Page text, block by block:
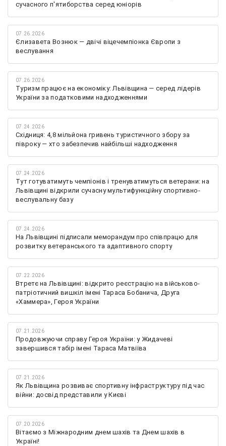
сучасного п'ятиборства серед юніорів
07.26.2026
Єлизавета Вознюк — двічі віцечемпіонка Європи з
веслування
07.26.2026
Туризм працює на економіку: Львівщина — серед лідерів
України за податковими надходженнями
07.24.2026
Східниця: 4,8 мільйона гривень туристичного збору за
півроку — хто забезпечив найбільші надходження
07.24.2026
Тут готуватимуть чемпіонів і тренуватимуться ветерани: на
Львівщині відкрили сучасну мультифункційну спортивно-
веслувальну базу
07.24.2026
На Львівщині підписали меморандум про співпрацю для
розвитку ветеранського та адаптивного спорту
07.22.2026
Втретє на Львівщині: відкрито реєстрацію на військово-
патріотичний вишкіл імені Тараса Бобанича, Друга
«Хаммера», Героя України
07.21.2026
Продовжуючи справу Героя України: у Жидачеві
завершився табір імені Тараса Матвіїва
07.21.2026
Як Львівщина розвиває спортивну інфраструктуру під час
війни: досвід представили у Києві
07.20.2026
Вітаємо з Міжнародним днем шахів та Днем шахів в
Україні!